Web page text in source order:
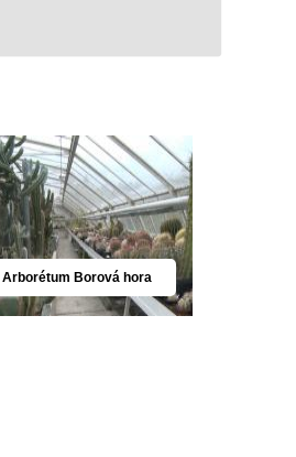
Arborétum Borová hora